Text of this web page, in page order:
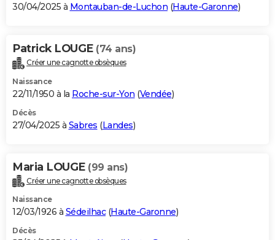
30/04/2025 à Montauban-de-Luchon (Haute-Garonne)
Patrick LOUGE (74 ans)
Créer une cagnotte obsèques
Naissance
22/11/1950 à la Roche-sur-Yon (Vendée)
Décès
27/04/2025 à Sabres (Landes)
Maria LOUGE (99 ans)
Créer une cagnotte obsèques
Naissance
12/03/1926 à Sédeilhac(Haute-Garonne)
Décès